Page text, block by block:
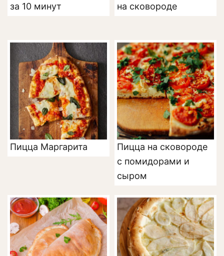
за 10 минут
на сковороде
Пицца Маргарита
Пицца на сковороде
с помидорами и
сыром